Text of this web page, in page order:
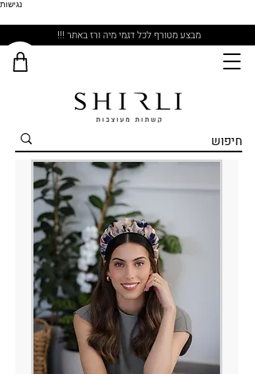
נגישות
מבצע מטורף לכל דגמי מיה ורז באתר !!!